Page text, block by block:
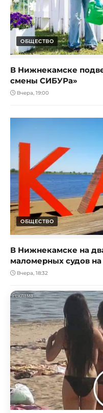
ОБЩЕСТВО
В Нижнекамске
смены СИБУРа»
Вчера, 19:00
ОБЩЕСТВО
В Нижнекамске на
маломерных судов
Вчера, 18:32